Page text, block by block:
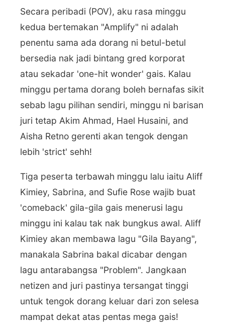
Secara peribadi (POV), aku rasa minggu
kedua bertemakan "Amplify" ni adalah
penentu sama ada dorang ni betul-betul
bersedia nak jadi bintang gred korporat
atau sekadar 'one-hit wonder' gais. Kalau
minggu pertama dorang boleh bernafas sikit
sebab lagu pilihan sendiri, minggu ni barisan
juri tetap Akim Ahmad, Hael Husaini, and
Aisha Retno gerenti akan tengok dengan
lebih 'strict' sehh!
Tiga peserta terbawah minggu lalu iaitu Aliff
Kimiey, Sabrina, and Sufie Rose wajib buat
'comeback' gila-gila gais menerusi lagu
minggu ini kalau tak nak bungkus awal. Aliff
Kimiey akan membawa lagu "Gila Bayang",
manakala Sabrina bakal dicabar dengan
lagu antarabangsa "Problem". Jangkaan
netizen and juri pastinya tersangat tinggi
untuk tengok dorang keluar dari zon selesa
mampat dekat atas pentas mega gais!